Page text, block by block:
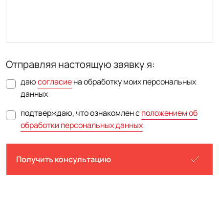
Отправляя настоящую заявку я:
даюсогласиена обработку моих персональных
данных
подтверждаю, что ознакомлен сположением об
обработки персональных данных
Получить консультацию